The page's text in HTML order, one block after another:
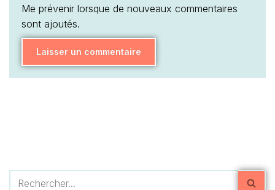
Me prévenir lorsque de nouveaux commentaires
sont ajoutés.